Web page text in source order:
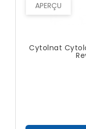
APERÇU
Cytolnat